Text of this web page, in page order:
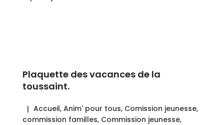
Plaquette des vacances de la
toussaint.
Accueil, Anim' pour tous, Comission jeunesse,
commission familles, Commission jeunesse,